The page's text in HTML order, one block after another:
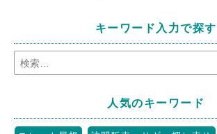
キーワード入力で探す
人気のキーワード